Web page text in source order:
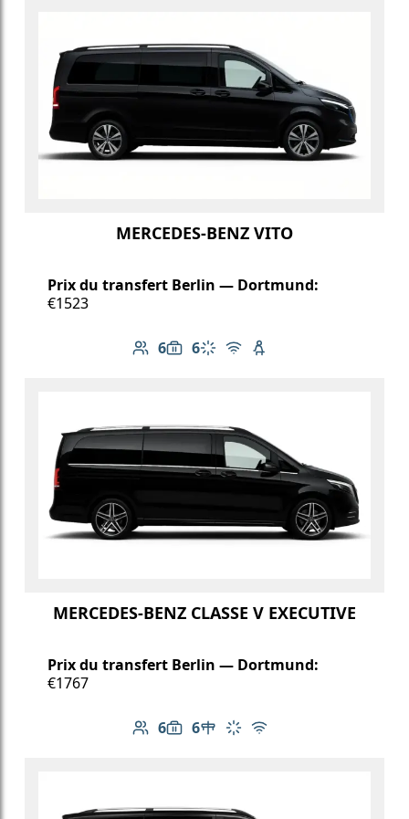
MERCEDES-BENZ VITO
Prix du transfert Berlin — Dortmund:
€1523
6
Nombre de passagers: 6
6
Capacité des bagages: 6
Climatisation
Wi-Fi gratuit
Siège enfant
MERCEDES-BENZ CLASSE V EXECUTIVE
Prix du transfert Berlin — Dortmund:
€1767
6
Nombre de passagers: 6
6
Capacité des bagages: 6
Table dans le véhicule
Climatisation
Wi-Fi gratuit